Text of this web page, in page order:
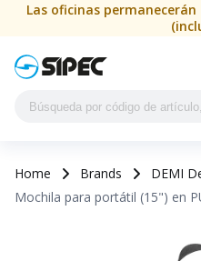
Las oficinas
Home Brands
DEMI
Mochila para portátil (15") en